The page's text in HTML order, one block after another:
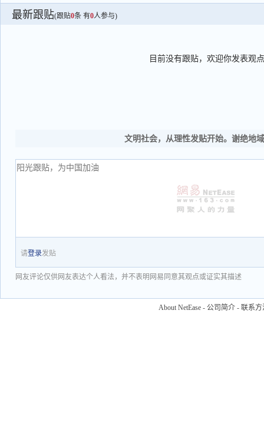
最新跟贴(跟贴0条 有0人参与)
目前没有跟贴，欢迎你发表观点
文明社会，从理性发贴开始。谢绝地
请登录发贴
网友评论仅供网友表达个人看法，并不表明网易同意其观点或证实其描述
About NetEase - 公司简介 - 联系方